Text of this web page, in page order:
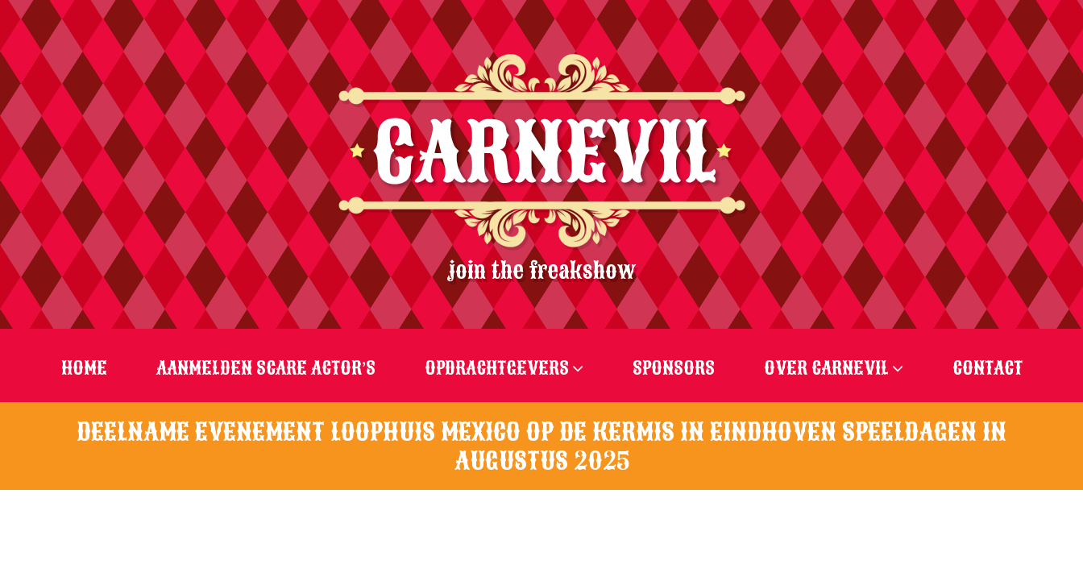
join the freakshow
HOME AANMELDEN SCARE ACTOR’S OPDRACHTGEVERS SPONSORS OVER CARNEVIL CONTACT
DEELNAME EVENEMENT LOOPHUIS MEXICO OP DE KERMIS IN EINDHOVEN SPEELDAGEN IN
AUGUSTUS 2025